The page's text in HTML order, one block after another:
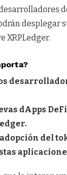
desplegar
XRPLedger.
dApps
del